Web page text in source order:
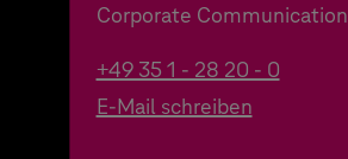
Corporate Communication
+49 35 1 - 28 20 - 0
E-Mail schreiben